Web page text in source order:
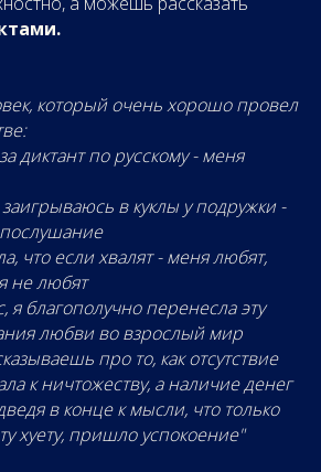
который очень хорошо провел
диктант по русскому - меня
в куклы у подружки -
что если хвалят - меня любят,
не любят
я благополучно перенесла эту
любви во взрослый мир
про то, как отсутствие
к ничтожеству, а наличие денег
в конце к мысли, что только
хуету, пришло успокоение"